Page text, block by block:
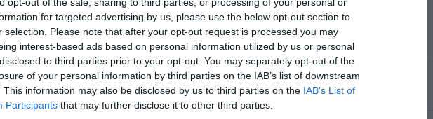
for targeted advertising by us, please use the below opt-out section to
selection. Please note that after your opt-out request is processed you may
interest-based ads based on personal information utilized by us or personal
to third parties prior to your opt-out. You may separately opt-out of the
of your personal information by third parties on the IAB’s list of downstream
This information may also be disclosed by us to third parties on the IAB’s List of
Participants that may further disclose it to other third parties.